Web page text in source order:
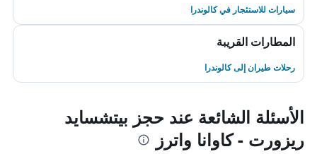
سيارات للاستئجار في كالوندرا
المطارات القريبة
رحلات طيران إلى كالوندرا
الأسئلة الشائعة عند حجز بيتشسايد
ريزورت - كاوانا واترز